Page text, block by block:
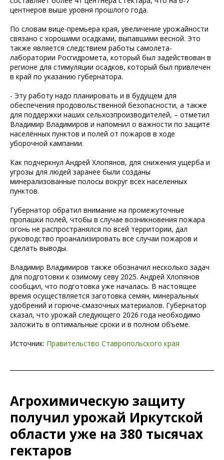
центнеров выше уровня прошлого года.
По словам вице-премьера края, увеличение урожайности
связано с хорошими осадками, выпавшими весной. Это
также является следствием работы самолета-
лаборатории Росгидромета, который был задействован в
регионе для стимуляции осадков, который был привлечен
в край по указанию губернатора.
- Эту работу надо планировать и в будущем для
обеспечения продовольственной безопасности, а также
для поддержки наших сельхозпроизводителей, – отметил
Владимир Владимиров и напомнил о важности по защите
населённых пунктов и полей от пожаров в ходе
уборочной кампании.
Как подчеркнул Андрей Хлопянов, для снижения ущерба и
угрозы для людей заранее были созданы
минерализованные полосы вокруг всех населенных
пунктов.
Губернатор обратил внимание на промежуточные
пропашки полей, чтобы в случае возникновения пожара
огонь не распространялся по всей территории, дал
руководство проанализировать все случаи пожаров и
сделать выводы.
Владимир Владимиров также обозначил несколько задач
для подготовки к озимому севу 2025. Андрей Хлопянов
сообщил, что подготовка уже началась. В настоящее
время осуществляется заготовка семян, минеральных
удобрений и горюче-смазочных материалов. Губернатор
сказал, что урожай следующего 2026 года необходимо
заложить в оптимальные сроки и в полном объеме.
Источник: Правительство Ставропольского края
Агрохимическую защиту
получил урожай Иркутской
области уже на 380 тысячах
гектаров